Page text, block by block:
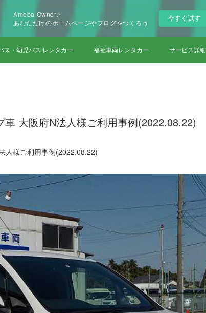
Ameba Owndで
あなただけのホームページやブログをつくろう
今すぐ試す
ス・幼児バス レンタカー 福祉車両レンタカー サービス詳細
大阪府N法人様ご利用事例(2022.08.22)
人様ご利用事例(2022.08.22)